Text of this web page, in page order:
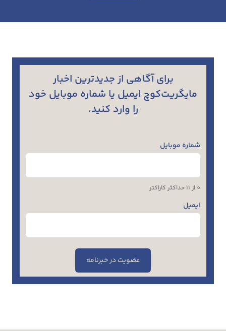
برای آگاهی از جدیدترین اخبار
مایگریت‌کوچ ایمیل یا شماره موبایل خود
را وارد کنید.
شماره موبایل
0 از 11 حداکثر کاراکتر
ایمیل